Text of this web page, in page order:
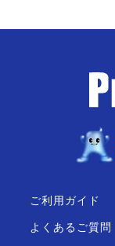
ご利用ガイド
よくあるご質問